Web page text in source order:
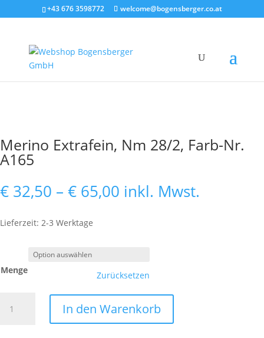
+43 676 3598772 welcome@bogensberger.co.at
Merino Extrafein, Nm 28/2, Farb-Nr.
A165
€ 32,50 – € 65,00 Preisspanne:
€ 32,50
inkl. Mwst.
Lieferzeit: 2-3 Werktage
Menge Zurücksetzen
Extrafein,
In den Warenkorb